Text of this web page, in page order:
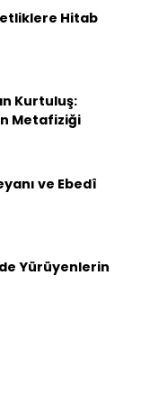
Hitab
Kurtuluş:
Metafiziği
ve Ebedî
Yürüyenlerin